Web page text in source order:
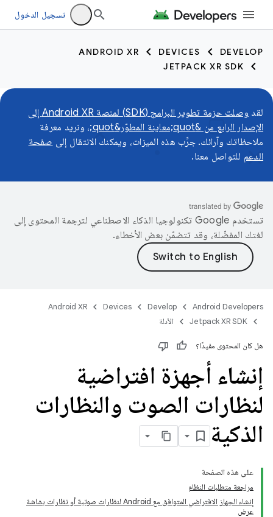
تسجيل الدخول
DEVELOP
DEVICES
ANDROID XR
JETPACK XR SDK
لقد
وصلت حزمة تطوير البرامج (SDK) لمنصة Android XR إلى
الإصدار الرابع من &quot;معاينة المطوّر&quot;
، ونريد معرفة
ملاحظاتك وآرائك. جرِّب هذه الميزات، ويمكنك الانتقال إلى صفحة
الدعم للتواصل معنا.
تستخدم Google تكنولوجيا الذكاء الاصطناعي لترجمة المحتوى إلى
لغتك المفضّلة، وقد تتضمّن بعض الأخطاء.
Android Developers
Develop
Devices
Android XR
Jetpack XR SDK
الأدلة
هل كان المحتوى مفيدًا؟
إنشاء أجهزة افتراضية
لنظارات الصوت والنظارات
الذكية
على هذه الصفحة
مراجعة متطلبات النظام
إنشاء الجهاز الافتراضي المتوافق مع Android لنظارات صوتية أو نظارات بشاشة
عرض